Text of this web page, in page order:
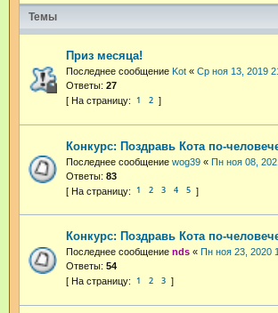
Темы
Приз месяца!
Последнее сообщение Kot « Ср ноя 13, 2019
Ответы: 27
1 2
Конкурс: Поздравь Кота по-
Последнее сообщение wog39 « Пн ноя 08,
Ответы: 83
1 2 3 4 5
Конкурс: Поздравь Кота по-
Последнее сообщение nds « Пн ноя 23, 2020
Ответы: 54
1 2 3